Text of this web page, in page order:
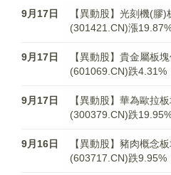
9月17日
【異動股】光刻機(膠
(301421.CN)漲
9月17日
【異動股】貴金屬板
(601069.CN)跌4.31%
9月17日
【異動股】華為歐拉
(300379.CN)跌
9月16日
【異動股】豬肉概念
(603717.CN)跌9.95%